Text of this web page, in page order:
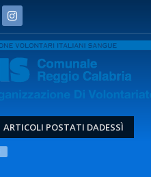
ARTICOLI POSTATI DADESSÌ